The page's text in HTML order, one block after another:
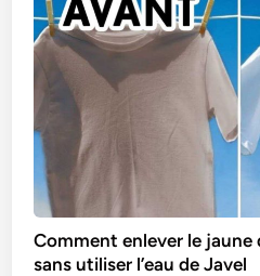
Comment enlever le
sans utiliser l’eau de Javel